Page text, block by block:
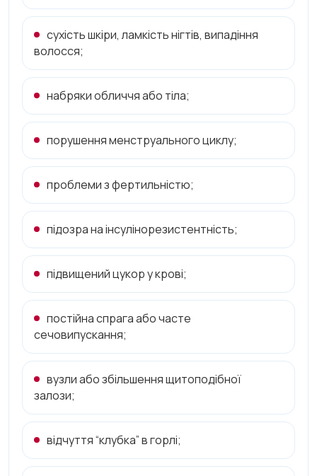
сухість шкіри, ламкість нігтів, випадіння
волосся;
набряки обличчя або тіла;
порушення менструального циклу;
проблеми з фертильністю;
підозра на інсулінорезистентність;
підвищений цукор у крові;
постійна спрага або часте
сечовипускання;
вузли або збільшення щитоподібної
залози;
відчуття “клубка” в горлі;